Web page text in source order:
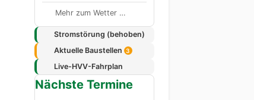
Mehr zum Wetter …
Stromstörung (behoben)
Aktuelle Baustellen
3
Live-HVV-Fahrplan
Nächste Termine